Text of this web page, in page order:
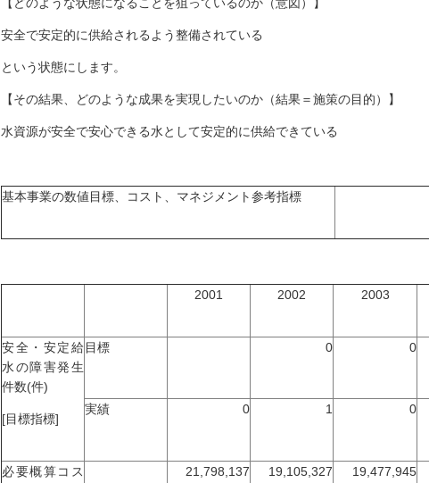
安全で安定的に供給されるよう整備されている
という状態にします。
【その結果、どのような成果を実現したいのか（結果＝施策の目的）】
水資源が安全で安心できる水として安定的に供給できている
基本事業の数値目標、コスト、マネジメント参考指標
2001 2002 2003
安全・安定給
水の障害発生
件数(件)
[目標指標]
目標 0 0
実績 0 1 0
必要概算コス
21,798,137 19,105,327 19,477,945